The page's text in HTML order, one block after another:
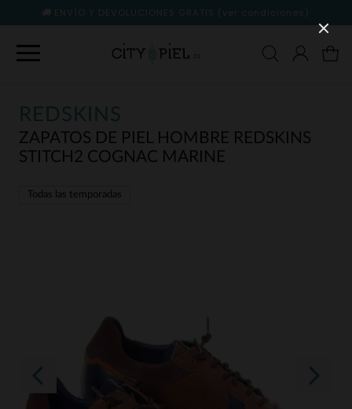
ENVÍO Y DEVOLUCIONES GRATIS (ver condiciones)
REDSKINS
ZAPATOS DE PIEL HOMBRE REDSKINS
STITCH2 COGNAC MARINE
Todas las temporadas